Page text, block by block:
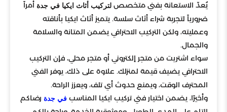
يُعدّ الاستعانة بفني متخصص لتركيب أثاث ايكيا في جدة أمراً
ضرورياً لتجربة شراء أثاث سلسة. يتميز أثاث ايكيا بأناقته
وعمليته، ولكن التركيب الاحترافي يضمن المتانة والسلامة
والجمال.
سواء اشتريت من متجر إلكتروني أو متجر محلي، فإن التركيب
الاحترافي يضيف قيمة لمنزلك. علاوة على ذلك، يوفر الفني
المحترف الوقت، ويمنع حدوث أي تلف، ويعزز الراحة.
وأخيرًا، يضمن اختيار فني تركيب ايكيا المناسب في جدة رضاكم